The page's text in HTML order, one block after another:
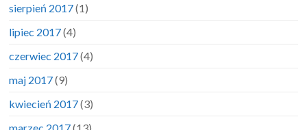
sierpień 2017(1)
lipiec 2017(4)
czerwiec 2017(4)
maj 2017(9)
kwiecień 2017(3)